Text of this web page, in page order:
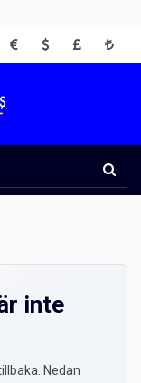
EUR USD GBP TRY
inte
Nedan